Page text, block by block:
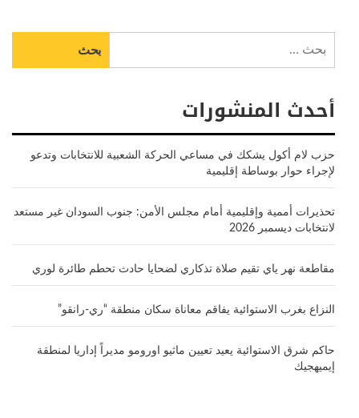
أحدث المنشورات
حزب لام أكول يشكك في مساعي الحركة الشعبية للانتخابات وتدعو
لإجراء حوار بوساطة إقليمية
تحذيرات أممية وإقليمية أمام مجلس الأمن: جنوب السودان غير مستعد
لانتخابات ديسمبر 2026
مقاطعة نهر ياي تقيم صلاة تذكاري لضحايا حادث تحطم طائرة لوري
النزاع بغرب الاستوائية يفاقم معاناة سكان منطقة “ري-رانقو”
حاكم شرق الاستوائية يعيد تعيين ماثيو اورومو مديراً إداريا لمنطقة
إيميهجيك